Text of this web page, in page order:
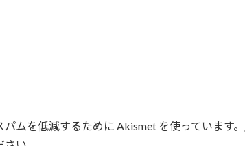
パムを低減するために Akismet を使っています。